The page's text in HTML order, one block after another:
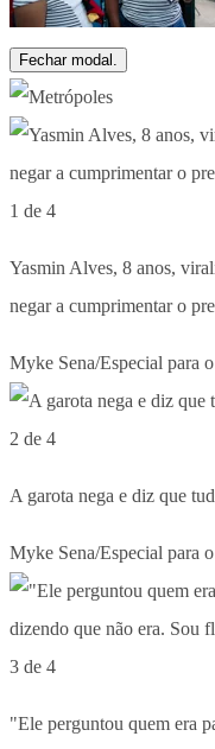
Fechar modal.
1 de 4
Yasmin Alves, 8 anos,
negar a cumprimentar o
Myke Sena/Especial para
2 de 4
A garota nega e diz que
Myke Sena/Especial para
3 de 4
"Ele perguntou quem era